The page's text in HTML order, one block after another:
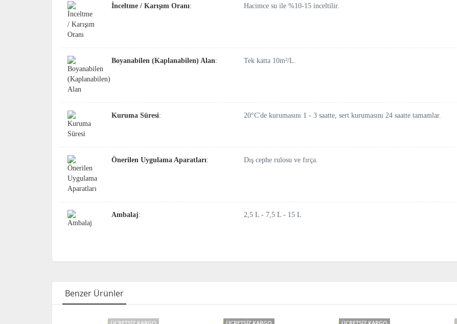
İnceltme / Karışım Oranı: Hacimce su ile %10-15 inceltilir.
Boyanabilen (Kaplanabilen) Alan: Tek katta 10m²/L.
Kuruma Süresi: 20°C'de kurumasını 1 - 3 saatte, sert kurumasını 24 saatte tamamlar.
Önerilen Uygulama Aparatları: Dış cephe rulosu ve fırça.
Ambalaj: 2,5 L - 7,5 L - 15 L
Benzer Ürünler